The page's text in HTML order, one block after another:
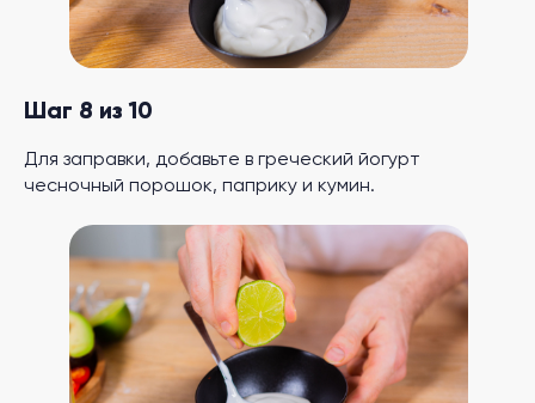
Шаг 8 из 10
Для заправки, добавьте в греческий йогурт
чесночный порошок, паприку и кумин.